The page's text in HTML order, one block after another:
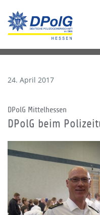
24. April 2017
DPolG Mittelhessen
DPolG beim